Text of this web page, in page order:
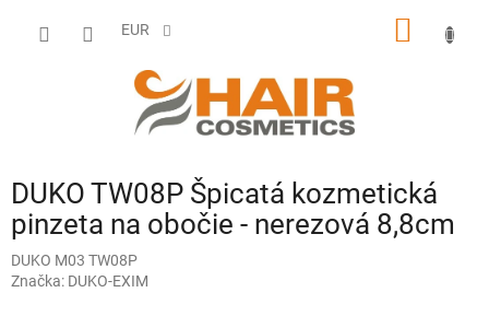
EUR
DUKO TW08P Špicatá kozmetická
pinzeta na obočie - nerezová 8,8cm
DUKO M03 TW08P
Značka: DUKO-EXIM